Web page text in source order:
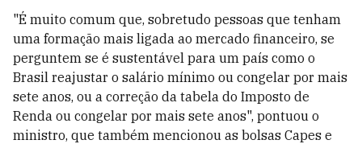
"É muito comum que, sobretudo pessoas que tenham
uma formação mais ligada ao mercado financeiro, se
perguntem se é sustentável para um país como o
Brasil reajustar o salário mínimo ou congelar por mais
sete anos, ou a correção da tabela do Imposto de
Renda ou congelar por mais sete anos", pontuou o
ministro, que também mencionou as bolsas Capes e